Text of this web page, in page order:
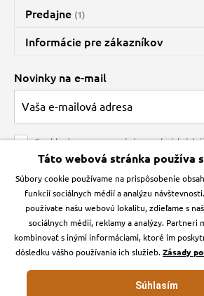
Predajne (1)
Predajňa a sklad Kbely
Bohužiaľ, momentálne máme
Informácie pre zákazníkov
O spoločnosti
Veľkoobchod
Obchodné podmienky
Kontakt
Podmienky ochrany osobných údajov
Zásady používanie cookies a Google
Novinky na e-mail
Souhlasím se zpracováním osobních
ochrany osobních údajů
Krmiva Pučálka na sociálnych
Instagran Facebook
Táto webová stránka používa
Súbory cookie používame na prispôsobenie
funkcií sociálnych médií a analýzu
používate našu webovú lokalitu, zdieľame s
sociálnych médií, reklamy a analýzy.
kombinovať s inými informáciami, ktoré im
dôsledku vášho používania ich služieb.Zásady
Súhlasím